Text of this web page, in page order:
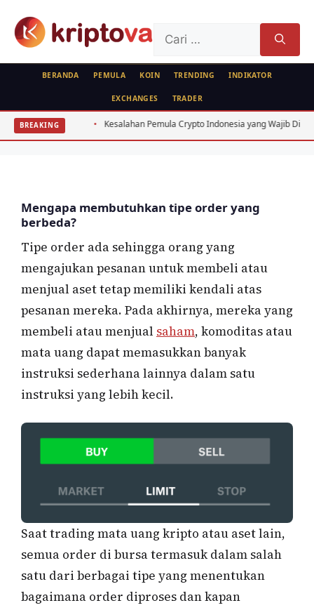
untuk:
BERANDA PEMULA KOIN TRENDING INDIKATOR
EXCHANGES TRADER
BREAKING Kesalahan Pemula Crypto Indonesia yang Wajib Dihindari: 7
KRIPTO FEATURED ISTILAH
Jenis-Jenis Tipe Order
Mengapa membutuhkan tipe order yang
berbeda?
Tipe order ada sehingga orang yang
mengajukan pesanan untuk membeli atau
menjual aset tetap memiliki kendali atas
pesanan mereka. Pada akhirnya, mereka yang
membeli atau menjual saham, komoditas atau
mata uang dapat memasukkan banyak
instruksi sederhana lainnya dalam satu
instruksi yang lebih kecil.
Saat trading mata uang kripto atau aset lain,
semua order di bursa termasuk dalam salah
satu dari berbagai tipe yang menentukan
bagaimana order diproses dan kapan